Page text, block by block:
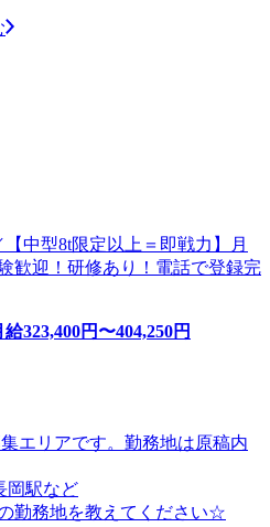
中型8t限定以上＝即戦力】月
歓迎！研修あり！電話で登録完
給323,400円〜404,250円
エリアです。勤務地は原稿内
岡駅など
勤務地を教えてください☆